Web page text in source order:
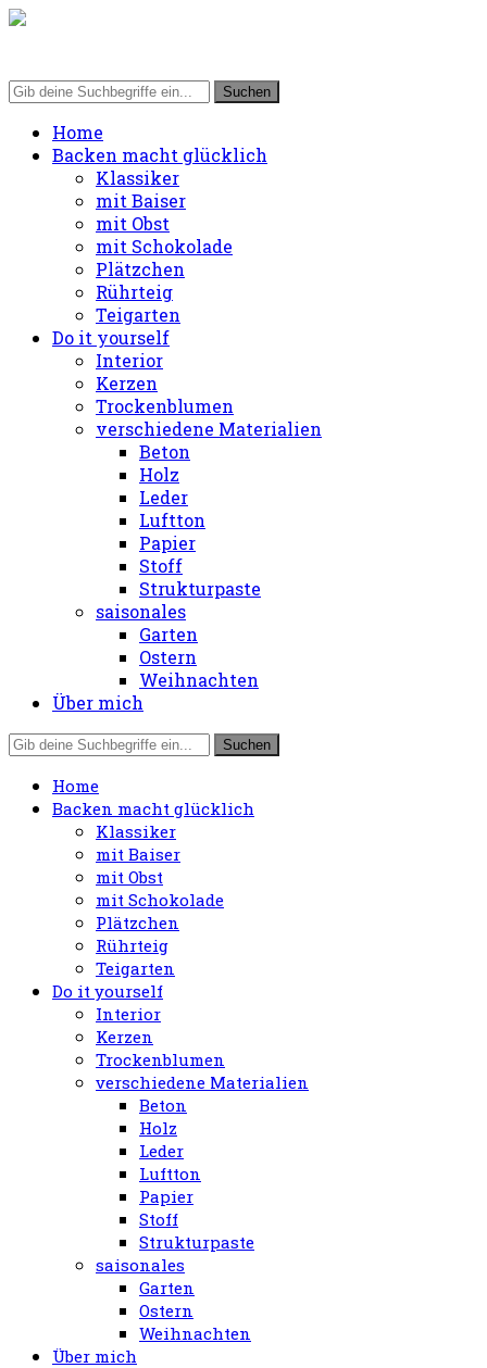
Home
Backen macht glücklich
Klassiker
mit Baiser
mit Obst
mit Schokolade
Plätzchen
Rührteig
Teigarten
Do it yourself
Interior
Kerzen
Trockenblumen
verschiedene Materialien
Beton
Holz
Leder
Luftton
Papier
Stoff
Strukturpaste
saisonales
Garten
Ostern
Weihnachten
Über mich
Home
Backen macht glücklich
Klassiker
mit Baiser
mit Obst
mit Schokolade
Plätzchen
Rührteig
Teigarten
Do it yourself
Interior
Kerzen
Trockenblumen
verschiedene Materialien
Beton
Holz
Leder
Luftton
Papier
Stoff
Strukturpaste
saisonales
Garten
Ostern
Weihnachten
Über mich